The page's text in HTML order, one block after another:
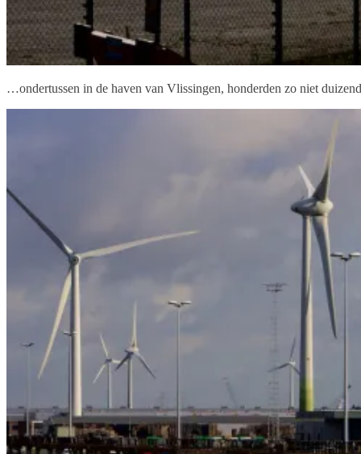
…ondertussen in de haven van Vlissingen, honderden zo niet